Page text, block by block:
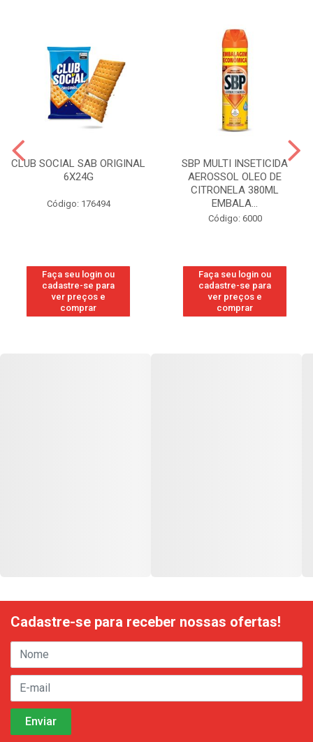
CLUB SOCIAL SAB ORIGINAL
6X24G
Código: 176494
Faça seu login ou
cadastre-se para
ver preços e
comprar
SBP MULTI INSETICIDA
AEROSSOL OLEO DE
CITRONELA 380ML
EMBALA...
Código: 6000
Faça seu login ou
cadastre-se para
ver preços e
comprar
Cadastre-se para receber nossas ofertas!